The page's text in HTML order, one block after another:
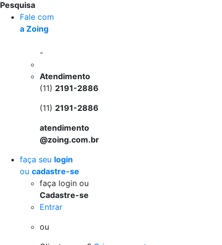
Pesquisa
Fale com
a Zoing
-
Atendimento
(11) 2191-2886
(11) 2191-2886
atendimento
@zoing.com.br
faça seu login
ou cadastre-se
faça login ou
Cadastre-se
Entrar
ou